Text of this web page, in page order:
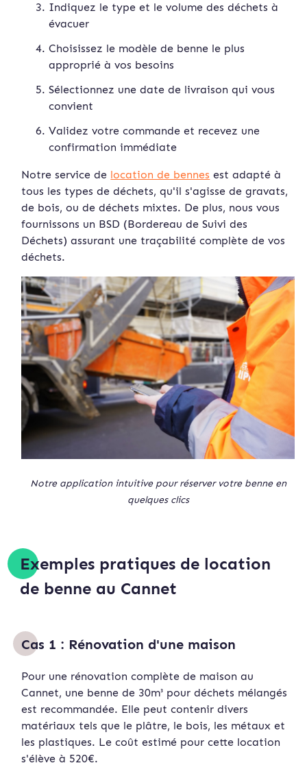
Indiquez le type et le volume des déchets à
évacuer
Choisissez le modèle de benne le plus
approprié à vos besoins
Sélectionnez une date de livraison qui vous
convient
Validez votre commande et recevez une
confirmation immédiate
Notre service de location de bennes est adapté à
tous les types de déchets, qu'il s'agisse de gravats,
de bois, ou de déchets mixtes. De plus, nous vous
fournissons un BSD (Bordereau de Suivi des
Déchets) assurant une traçabilité complète de vos
déchets.
Notre application intuitive pour réserver votre benne en
quelques clics
Exemples pratiques de location
de benne au Cannet
Cas 1 : Rénovation d'une maison
Pour une rénovation complète de maison au
Cannet, une benne de 30m³ pour déchets mélangés
est recommandée. Elle peut contenir divers
matériaux tels que le plâtre, le bois, les métaux et
les plastiques. Le coût estimé pour cette location
s'élève à 520€.